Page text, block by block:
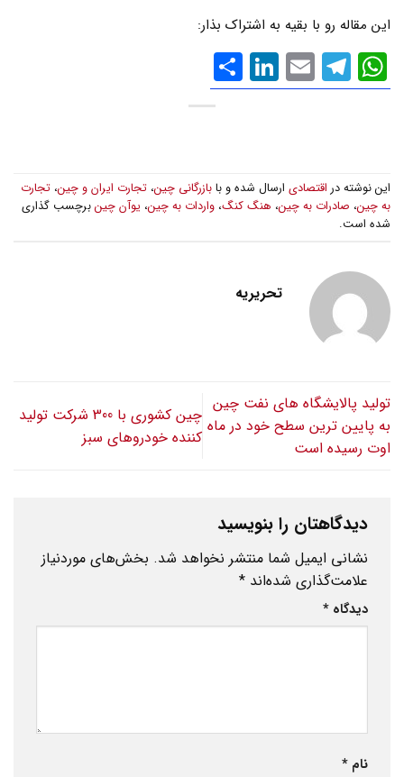
این مقاله رو با بقیه به اشتراک بذار:
WhatsApp
Telegram
Email
LinkedIn
گذاری
این نوشته در اقتصادی ارسال شده و با بازرگانی چین، تجارت ایران و چین، تجارت
به چین، صادرات به چین، هنگ کنگ، واردات به چین، یوآن چین برچسب گذاری
شده است.
تحریریه
تولید پالایشگاه های نفت چین
به پایین ترین سطح خود در ماه
اوت رسیده است
چین کشوری با 300 شرکت تولید
کننده خودروهای سبز
دیدگاهتان را بنویسید
نشانی ایمیل شما منتشر نخواهد شد. بخش‌های موردنیاز
علامت‌گذاری شده‌اند *
دیدگاه *
نام *